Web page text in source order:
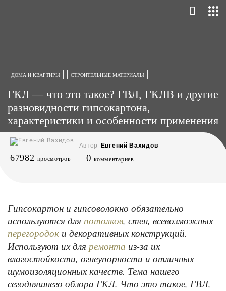
ДОМА И КВАРТИРЫ СТРОИТЕЛЬНЫЕ МАТЕРИАЛЫ
ГКЛ — что это такое? ГВЛ, ГКЛВ и другие
разновидности гипсокартона,
характеристики и особенности применения
Автор Евгений Вахидов
67982 просмотров 0 комментариев
Гипсокартон и гипсоволокно обязательно
используются для потолков, стен, всевозможных
перегородок и декоративных конструкций.
Используют их для ремонта из-за их
влагостойкости, огнеупорности и отличных
шумоизоляционных качеств. Тема нашего
сегодняшнего обзора ГКЛ. Что это такое, ГВЛ,